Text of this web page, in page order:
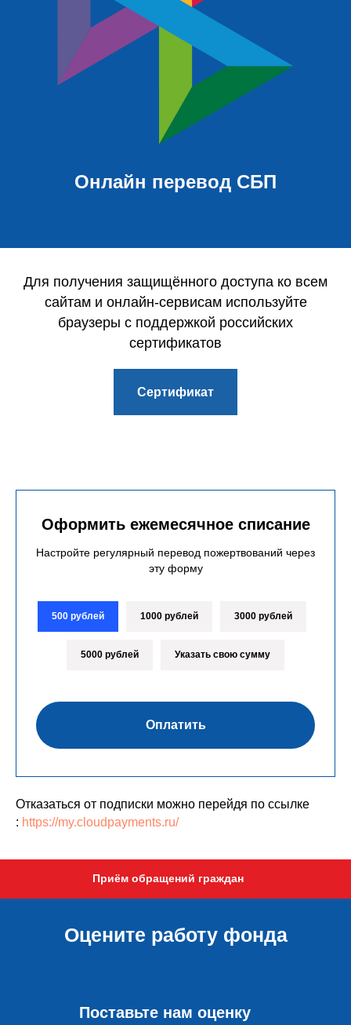
Онлайн перевод СБП
Для получения защищённого доступа ко всем
сайтам и онлайн-сервисам используйте
браузеры с поддержкой российских
сертификатов
Сертификат
Оформить ежемесячное списание
Настройте регулярный перевод пожертвований через
эту форму
500 рублей 1000 рублей 3000 рублей
5000 рублей Указать свою сумму
Оплатить
Отказаться от подписки можно перейдя по ссылке
: https://my.cloudpayments.ru/
Приём обращений граждан
Поставьте нам оценку
Оцените работу фонда